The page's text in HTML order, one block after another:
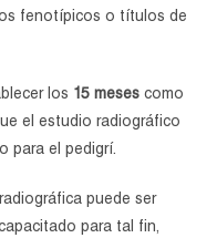
fenotípicos o títulos de
los 15 meses como
el estudio radiográfico
para el pedigrí.
puede ser
para tal fin,